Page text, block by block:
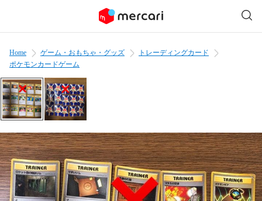
Home ゲーム・おもちゃ・グッズ
トレーディングカード
ポケモンカードゲーム